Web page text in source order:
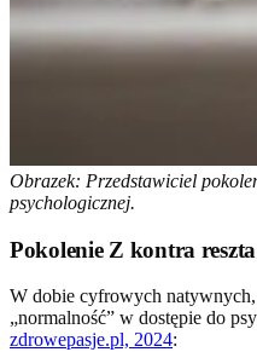
Obrazek: Przedstawiciel
psychologicznej.
Pokolenie Z kontra
W dobie cyfrowych
„normalność” w dostępie do
zdrowepasje.pl, 2024: